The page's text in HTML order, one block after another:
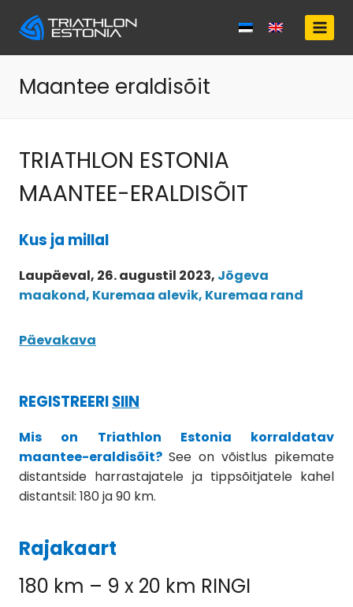
Maantee eraldisõit
TRIATHLON ESTONIA
MAANTEE-ERALDISÕIT
Kus ja millal
Laupäeval, 26. augustil 2023, Jõgeva
maakond, Kuremaa alevik, Kuremaa rand
Päevakava
REGISTREERISIIN
Mis on Triathlon Estonia korraldatav
maantee-eraldisõit? See on võistlus pikemate
distantside harrastajatele ja tippsõitjatele kahel
distantsil: 180 ja 90 km.
Rajakaart
180 km – 9 x 20 km RINGI